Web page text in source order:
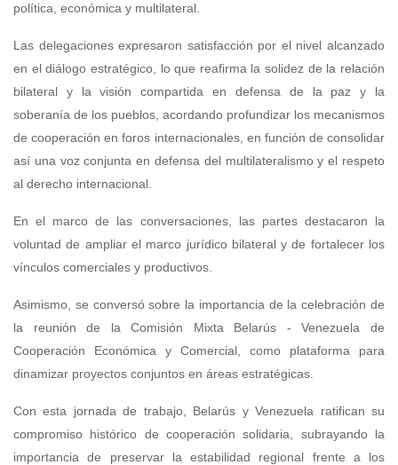
política, económica y multilateral.
Las delegaciones expresaron satisfacción por el nivel alcanzado
en el diálogo estratégico, lo que reafirma la solidez de la relación
bilateral y la visión compartida en defensa de la paz y la
soberanía de los pueblos, acordando profundizar los mecanismos
de cooperación en foros internacionales, en función de consolidar
así una voz conjunta en defensa del multilateralismo y el respeto
al derecho internacional.
En el marco de las conversaciones, las partes destacaron la
voluntad de ampliar el marco jurídico bilateral y de fortalecer los
vínculos comerciales y productivos.
Asimismo, se conversó sobre la importancia de la celebración de
la reunión de la Comisión Mixta Belarús - Venezuela de
Cooperación Económica y Comercial, como plataforma para
dinamizar proyectos conjuntos en áreas estratégicas.
Con esta jornada de trabajo, Belarús y Venezuela ratifican su
compromiso histórico de cooperación solidaria, subrayando la
importancia de preservar la estabilidad regional frente a los